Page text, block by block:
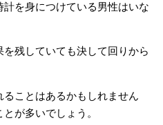
を身につけている男性はいな
残していても決して回りから
ことはあるかもしれません
が多いでしょう。